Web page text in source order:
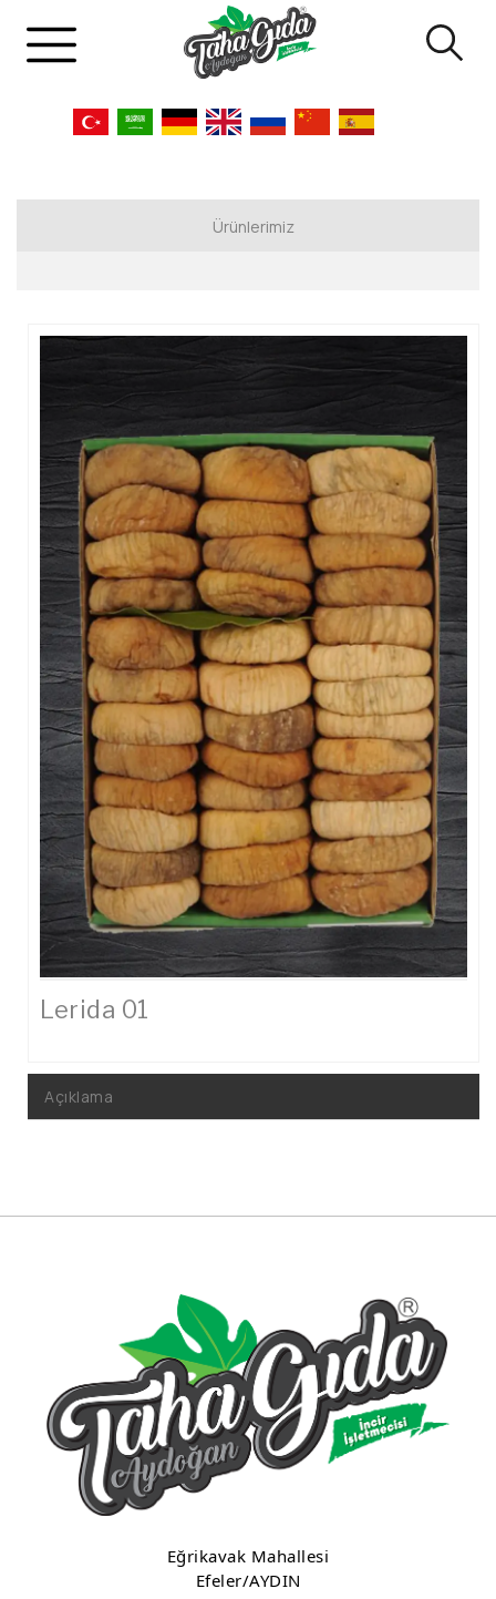
Ürünlerimiz
Pulled İncir - Protoben İncir
Lerida 01
Açıklama
Eğrikavak Mahallesi
Efeler/AYDIN